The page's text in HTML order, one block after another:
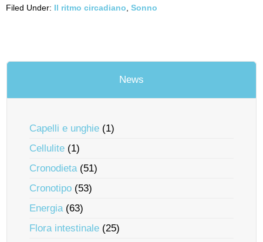
Filed Under: Il ritmo circadiano Sonno
News
Capelli e unghie (1)
Cellulite (1)
Cronodieta(51)
Cronotipo (53)
Energia(63)
Flora intestinale (25)